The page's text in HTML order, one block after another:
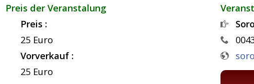
Preis der Veranstalung
Preis :
25 Euro
Vorverkauf :
25 Euro